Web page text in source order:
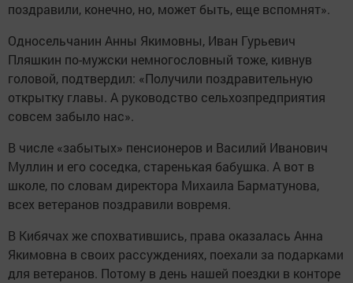
поздравили, конечно, но, может быть, еще вспомнят».
Односельчанин Анны Якимовны, Иван Гурьевич
Пляшкин по-мужски немногословный тоже, кивнув
головой, подтвердил: «Получили поздравительную
открытку главы. А руководство сельхозпредприятия
совсем забыло нас».
В числе «забытых» пенсионеров и Василий Иванович
Муллин и его соседка, старенькая бабушка. А вот в
школе, по словам директора Михаила Барматунова,
всех ветеранов поздравили вовремя.
В Кибячах же спохватившись, права оказалась Анна
Якимовна в своих рассуждениях, поехали за подарками
для ветеранов. Потому в день нашей поездки в конторе